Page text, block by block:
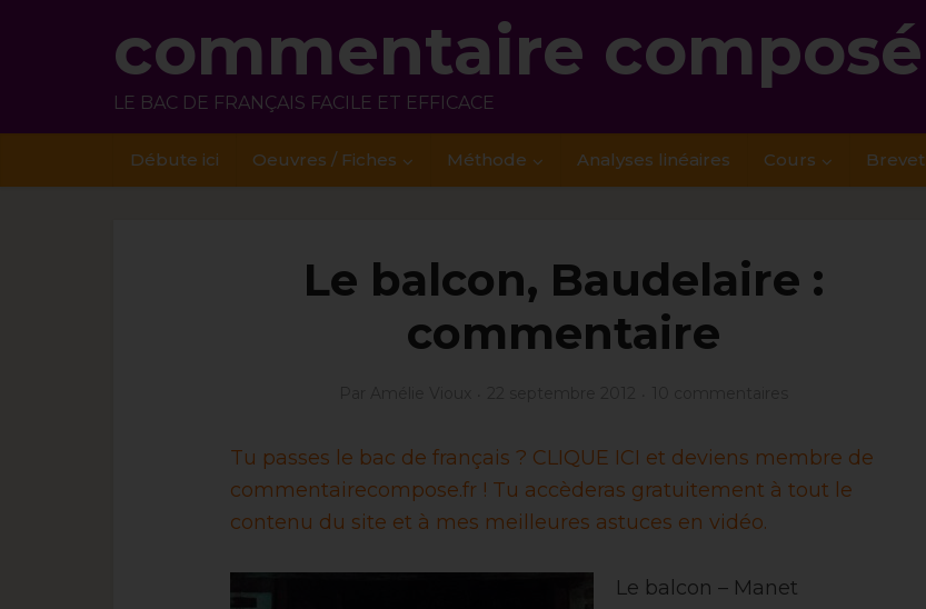
commentaire composé
LE BAC DE FRANÇAIS FACILE ET EFFICACE
Débute ici Oeuvres / Fiches Méthode Analyses linéaires Cours Brevet
Le balcon, Baudelaire :
commentaire
Tu passes le bac de français ? CLIQUE ICI et deviens membre de
commentairecompose.fr ! Tu accèderas gratuitement à tout le
contenu du site et à mes meilleures astuces en vidéo.
Le balcon – Manet